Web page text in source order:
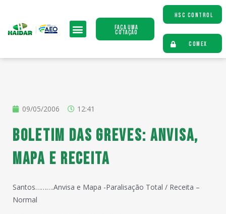
Faça uma
Cotação
HSC CONTROL
COMEX
09/05/2006 12:41
Boletim das Greves: ANVISA,
MAPA e RECEITA
Santos……….Anvisa e Mapa -Paralisação Total / Receita –
Normal